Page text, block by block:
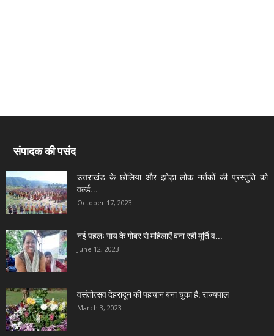
संपादक की पसंद
उत्तराखंड के छोलिया और झोड़ा लोक नर्तकों की प्रस्तुति को
वर्ल्ड...
October 17, 2023
नई पहलः गाय के गोबर से महिलाऐं बना रही मूर्ति व...
June 12, 2023
वसंतोत्सव देहरादून की पहचान बना चुका है: राज्यपाल
March 3, 2023